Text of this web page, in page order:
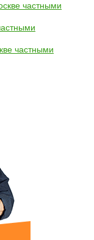
частными
частными